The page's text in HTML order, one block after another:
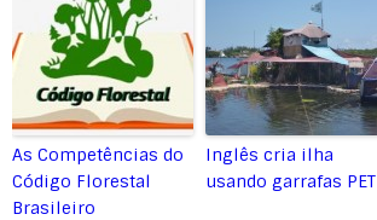
As Competências do
Código Florestal
Brasileiro
Inglês cria ilha
usando garrafas PET